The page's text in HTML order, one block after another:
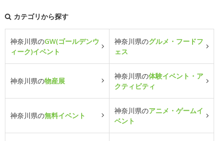
カテゴリから探す
神奈川県のGW(ゴールデンウ
ィーク)イベント
神奈川県のグルメ・フードフ
ェス
神奈川県の物産展
神奈川県の体験イベント・ア
クティビティ
神奈川県の無料イベント
神奈川県のアニメ・ゲームイ
ベント